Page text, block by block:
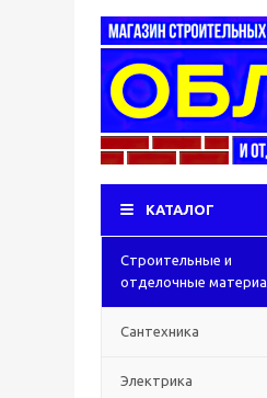
КАТАЛОГ
Строительные и
отделочные
Сантехника
Электрика